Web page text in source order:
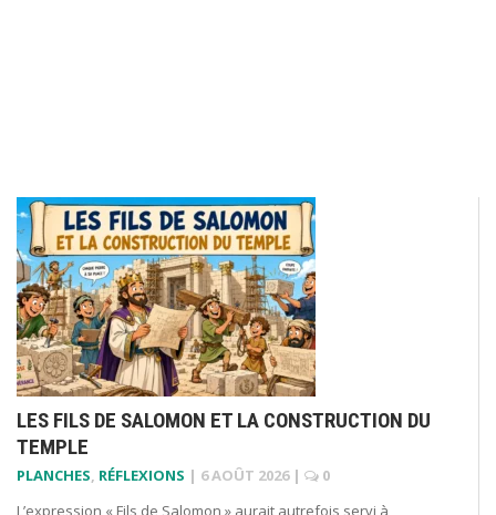
LES FILS DE SALOMON ET LA CONSTRUCTION DU
TEMPLE
PLANCHES, RÉFLEXIONS | 6 AOÛT 2026 |
0
L’expression « Fils de Salomon » aurait autrefois servi à